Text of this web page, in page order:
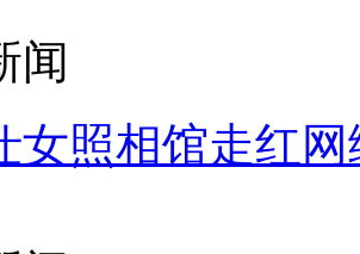
闻
女照相馆走红网